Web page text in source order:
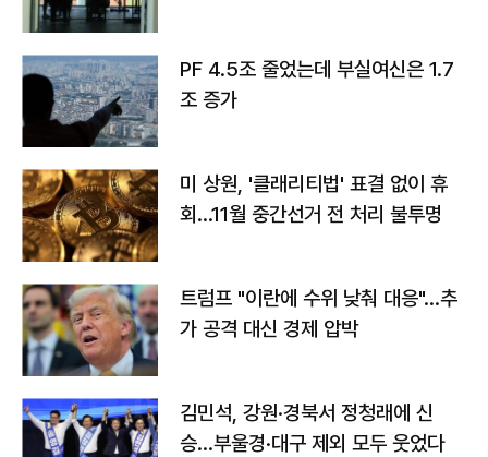
PF 4.5조 줄었는데 부실여신은 1.7
조 증가
미 상원, '클래리티법' 표결 없이 휴
회…11월 중간선거 전 처리 불투명
트럼프 "이란에 수위 낮춰 대응"…추
가 공격 대신 경제 압박
김민석, 강원·경북서 정청래에 신
승…부울경·대구 제외 모두 웃었다